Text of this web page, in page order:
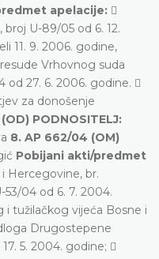
apelacije: 
U-89/05 od 6. 12.
11. 9. 2006. godine,
Vrhovnog suda
od 27. 6. 2006. godine. 
za donošenje
PODNOSITELJ:
8. AP 662/04 (OM)
Pobijani akti/predmet
Hercegovine, br.
53/04 od 6. 7. 2004.
i tužilačkog vijeća Bosne i
Drugostepene
5. 2004. godine; 